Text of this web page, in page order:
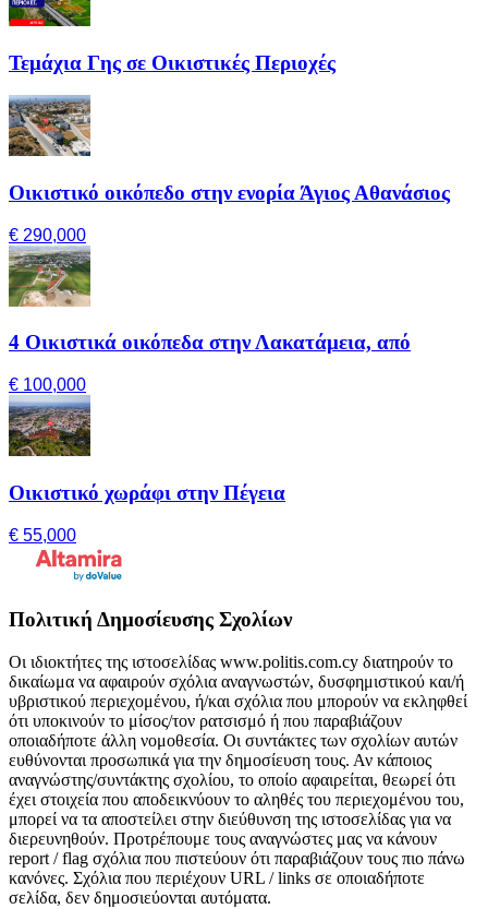
Τεμάχια Γης σε Οικιστικές Περιοχές
Οικιστικό οικόπεδο στην ενορία Άγιος Αθανάσιος
€ 290,000
4 Οικιστικά οικόπεδα στην Λακατάμεια, από
€ 100,000
Οικιστικό χωράφι στην Πέγεια
€ 55,000
Πολιτική Δημοσίευσης Σχολίων
Οι ιδιοκτήτες της ιστοσελίδας www.politis.com.cy διατηρούν το
δικαίωμα να αφαιρούν σχόλια αναγνωστών, δυσφημιστικού και/ή
υβριστικού περιεχομένου, ή/και σχόλια που μπορούν να εκληφθεί
ότι υποκινούν το μίσος/τον ρατσισμό ή που παραβιάζουν
οποιαδήποτε άλλη νομοθεσία. Οι συντάκτες των σχολίων αυτών
ευθύνονται προσωπικά για την δημοσίευση τους. Αν κάποιος
αναγνώστης/συντάκτης σχολίου, το οποίο αφαιρείται, θεωρεί ότι
έχει στοιχεία που αποδεικνύουν το αληθές του περιεχομένου του,
μπορεί να τα αποστείλει στην διεύθυνση της ιστοσελίδας για να
διερευνηθούν. Προτρέπουμε τους αναγνώστες μας να κάνουν
report / flag σχόλια που πιστεύουν ότι παραβιάζουν τους πιο πάνω
κανόνες. Σχόλια που περιέχουν URL / links σε οποιαδήποτε
σελίδα, δεν δημοσιεύονται αυτόματα.